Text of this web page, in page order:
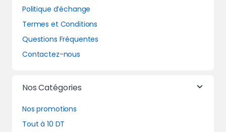
Politique d’échange
Termes et Conditions
Questions Fréquentes
Contactez-nous
Nos Catégories
Nos promotions
Tout à 10 DT